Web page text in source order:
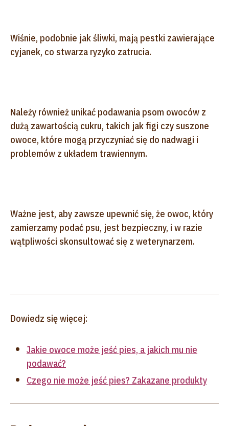
Wiśnie, podobnie jak śliwki, mają pestki zawierające
cyjanek, co stwarza ryzyko zatrucia.
Należy również unikać podawania psom owoców z
dużą zawartością cukru, takich jak figi czy suszone
owoce, które mogą przyczyniać się do nadwagi i
problemów z układem trawiennym.
Ważne jest, aby zawsze upewnić się, że owoc, który
zamierzamy podać psu, jest bezpieczny, i w razie
wątpliwości skonsultować się z weterynarzem.
Dowiedz się więcej:
Jakie owoce może jeść pies, a jakich mu nie
podawać?
Czego nie może jeść pies? Zakazane produkty